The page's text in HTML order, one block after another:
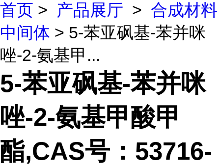
首页 > 产品展厅 > 合成材料
中间体 > 5-苯亚砜基-苯并咪
唑-2-氨基甲...
5-苯亚砜基-苯并咪
唑-2-氨基甲酸甲
酯,CAS号：53716-